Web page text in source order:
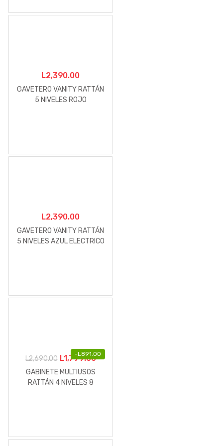
L2,390.00
GAVETERO VANITY RATTÁN
5 NIVELES ROJO
L2,390.00
GAVETERO VANITY RATTÁN
5 NIVELES AZUL ELECTRICO
-L891.00
L2,690.00 El
precio
original
L1,799.00El
GABINETE MULTIUSOS
RATTÁN 4 NIVELES 8